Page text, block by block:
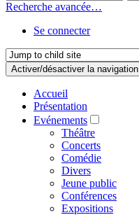
Recherche avancée…
Se connecter
Activer/désactiver la navigation
Accueil
Présentation
Evénements
Théâtre
Concerts
Comédie
Divers
Jeune public
Conférences
Expositions